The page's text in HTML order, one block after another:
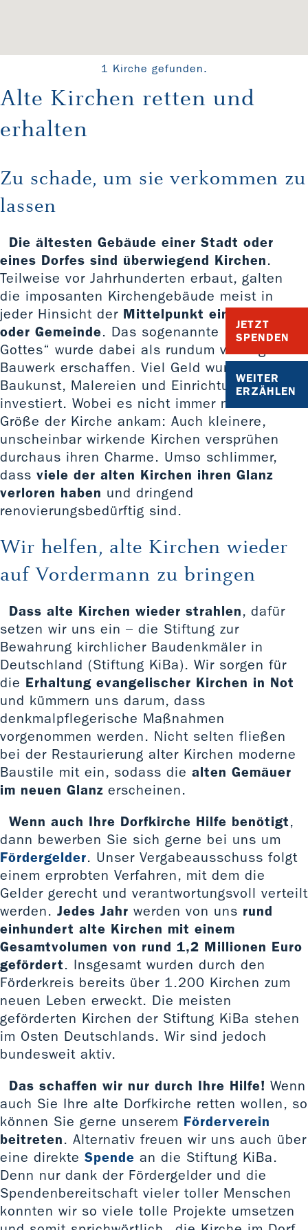
JETZT
SPENDEN
WEITER
ERZÄHLEN
1 Kirche gefunden.
Alte Kirchen retten und
erhalten
Zu schade, um sie verkommen zu
lassen
Die ältesten Gebäude einer Stadt oder
eines Dorfes sind überwiegend Kirchen.
Teilweise vor Jahrhunderten erbaut, galten
die imposanten Kirchengebäude meist in
jeder Hinsicht der Mittelpunkt eines Dorfes
oder Gemeinde. Das sogenannte „Haus
Gottes“ wurde dabei als rundum vorzeigbares
Bauwerk erschaffen. Viel Geld wurde in die
Baukunst, Malereien und Einrichtungen
investiert. Wobei es nicht immer nur auf die
Größe der Kirche ankam: Auch kleinere,
unscheinbar wirkende Kirchen versprühen
durchaus ihren Charme. Umso schlimmer,
dass viele der alten Kirchen ihren Glanz
verloren haben und dringend
renovierungsbedürftig sind.
Wir helfen, alte Kirchen wieder
auf Vordermann zu bringen
Dass alte Kirchen wieder strahlen, dafür
setzen wir uns ein – die Stiftung zur
Bewahrung kirchlicher Baudenkmäler in
Deutschland (Stiftung KiBa). Wir sorgen für
die Erhaltung evangelischer Kirchen in Not
und kümmern uns darum, dass
denkmalpflegerische Maßnahmen
vorgenommen werden. Nicht selten fließen
bei der Restaurierung alter Kirchen moderne
Baustile mit ein, sodass die alten Gemäuer
im neuen Glanz erscheinen.
Wenn auch Ihre Dorfkirche Hilfe benötigt,
dann bewerben Sie sich gerne bei uns um
Fördergelder. Unser Vergabeausschuss folgt
einem erprobten Verfahren, mit dem die
Gelder gerecht und verantwortungsvoll verteilt
werden. Jedes Jahr werden von uns rund
einhundert alte Kirchen mit einem
Gesamtvolumen von rund 1,2 Millionen Euro
gefördert. Insgesamt wurden durch den
Förderkreis bereits über 1.200 Kirchen zum
neuen Leben erweckt. Die meisten
geförderten Kirchen der Stiftung KiBa stehen
im Osten Deutschlands. Wir sind jedoch
bundesweit aktiv.
Das schaffen wir nur durch Ihre Hilfe! Wenn
auch Sie Ihre alte Dorfkirche retten wollen, so
können Sie gerne unserem Förderverein
beitreten. Alternativ freuen wir uns auch über
eine direkte Spende an die Stiftung KiBa.
Denn nur dank der Fördergelder und die
Spendenbereitschaft vieler toller Menschen
konnten wir so viele tolle Projekte umsetzen